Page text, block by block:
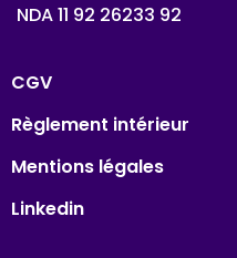
NDA 11 92 26233 92
CGV
Règlement intérieur
Mentions légales
Linkedin